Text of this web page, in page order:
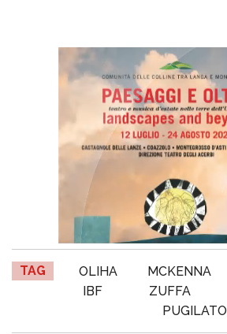
TAG OLIHA MCKENNA
IBF
ZUFFA
PUGILATO